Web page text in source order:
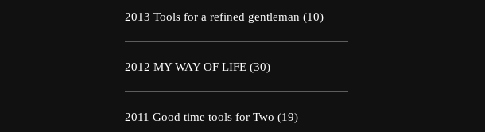
2013 Tools for a refined gentleman (10)
2012 MY WAY OF LIFE (30)
2011 Good time tools for Two (19)